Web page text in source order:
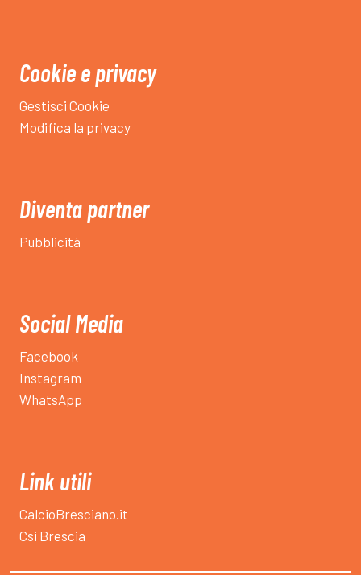
Cookie e privacy
Gestisci Cookie
Modifica la privacy
Diventa partner
Pubblicità
Social Media
Facebook
Instagram
WhatsApp
Link utili
CalcioBresciano.it
Csi Brescia